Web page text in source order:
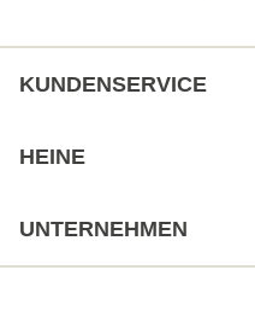
KUNDENSERVICE
HEINE
UNTERNEHMEN